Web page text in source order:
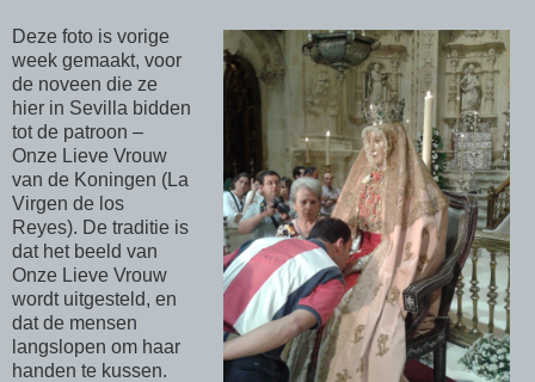
Deze foto is vorige
week gemaakt, voor
de noveen die ze
hier in Sevilla bidden
tot de patroon –
Onze Lieve Vrouw
van de Koningen (La
Virgen de los
Reyes). De traditie is
dat het beeld van
Onze Lieve Vrouw
wordt uitgesteld, en
dat de mensen
langslopen om haar
handen te kussen.